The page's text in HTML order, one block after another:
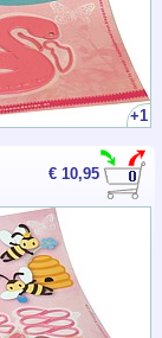
+1
€ 10,95